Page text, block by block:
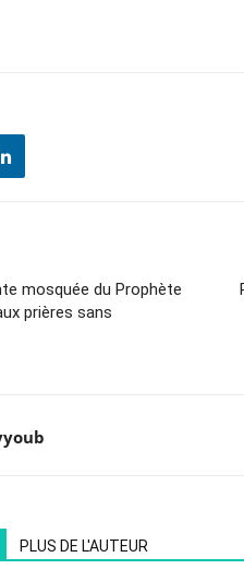
mosquée du Prophète
PLUS DE L'AUTEUR